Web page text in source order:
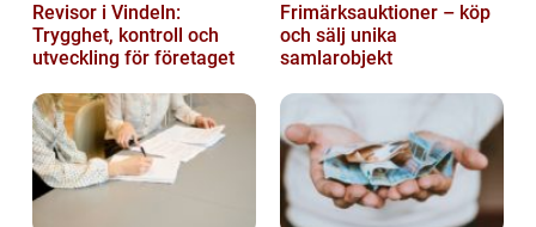
Revisor i Vindeln:
Trygghet, kontroll och
utveckling för företaget
Frimärksauktioner – köp
och sälj unika
samlarobjekt